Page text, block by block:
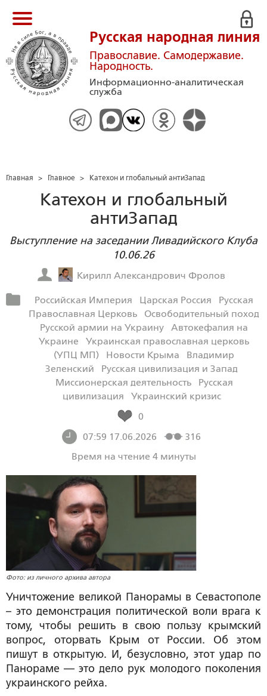
Русская народная линия
Православие. Самодержавие.
Народность.
Информационно-аналитическая
служба
Главная > Главное > Катехон и глобальный антиЗапад
Катехон и глобальный
антиЗапад
Выступление на заседании Ливадийского Клуба
10.06.26
Кирилл Александрович Фролов
Российская Империя Царская Россия
Русская
Православная Церковь
Освободительный поход
Русской армии на Украину
Автокефалия на
Украине
Украинская православная церковь
(УПЦ МП)
Новости Крыма
Владимир
Зеленский
Русская цивилизация и Запад
Миссионерская деятельность
Русская
цивилизация
Украинский кризис
0
07:59 17.06.2026
316
Время на чтение 4 минуты
Фото: из личного архива автора
Уничтожение великой Панорамы в Севастополе
– это демонстрация политической воли врага к
тому, чтобы решить в свою пользу крымский
вопрос, оторвать Крым от России. Об этом
пишут в открытую. И, безусловно, этот удар по
Панораме — это дело рук молодого поколения
украинского рейха.